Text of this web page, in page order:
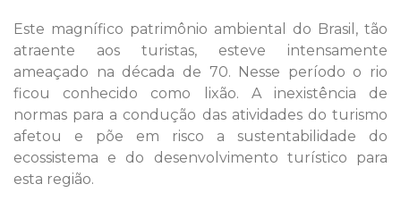
Este magnífico patrimônio ambiental do Brasil, tão
atraente aos turistas, esteve intensamente
ameaçado na década de 70. Nesse período o rio
ficou conhecido como lixão. A inexistência de
normas para a condução das atividades do turismo
afetou e põe em risco a sustentabilidade do
ecossistema e do desenvolvimento turístico para
esta região.